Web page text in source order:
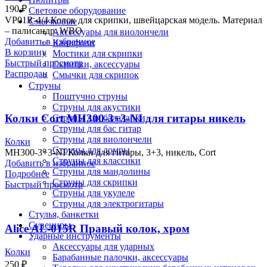
Световое оборудование
Смычковые
Аксессуары для виолончели
Канифоли
Мостики для скрипки
Скрипки, аксессуары
Смычки для скрипок
Струны
Поштучно струны
Струны для акустики
Струны для балалайки
Струны для бас гитар
Струны для виолончели
Струны для домры
Струны для классики
Струны для мандолины
Струны для скрипки
Струны для укулеле
Струны для электрогитары
Стулья, банкетки
Сувениры
Ударные инструменты
Аксессуары для ударных
Барабанные палочки, аксессуары
190₽
VP01R-4/4 Колок для скрипки, швейцарская модель. Материал
– палисандр. WBO
Добавить в избранное
В корзину
Быстрый просмотр
Распродан
Колки Cort MH300-3+3-NI для гитары никель
Колки
MH300-3+3-NI Колки для гитары, 3+3, никель, Cort
Добавить в избранное
Подробнее
Быстрый просмотр
Alice AL-015R Правый колок, хром
Колки
250 ₽